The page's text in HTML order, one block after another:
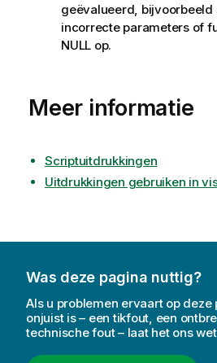
geëvalueerd, bijvoorbeeld
incorrecte parameters of
NULL op.
Meer informatie
Scriptuitdrukkingen
Uitdrukkingen gebruiken in
Was deze pagina nuttig?
Als u problemen ervaart op
onjuist is – een tikfout, een
technische fout – laat het ons